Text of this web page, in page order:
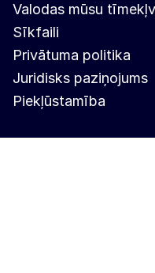
Valodas mūsu
Sīkfaili
Privātuma politika
Juridisks paziņojums
Piekļūstamība